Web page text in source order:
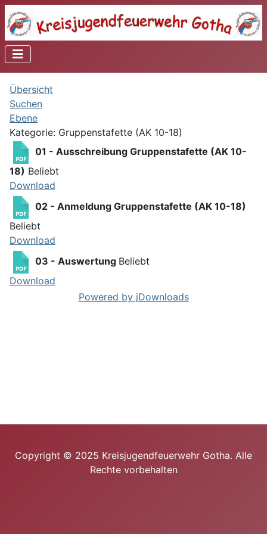
Übersicht
Suchen
Ebene
Kategorie: Gruppenstafette (AK 10-18)
01 - Ausschreibung Gruppenstafette (AK 10-
18) Beliebt
Download
02 - Anmeldung Gruppenstafette (AK 10-18)
Beliebt
Download
03 - Auswertung Beliebt
Download
Powered by jDownloads
Copyright © 2025 Kreisjugendfeuerwehr Gotha. Alle
Rechte vorbehalten